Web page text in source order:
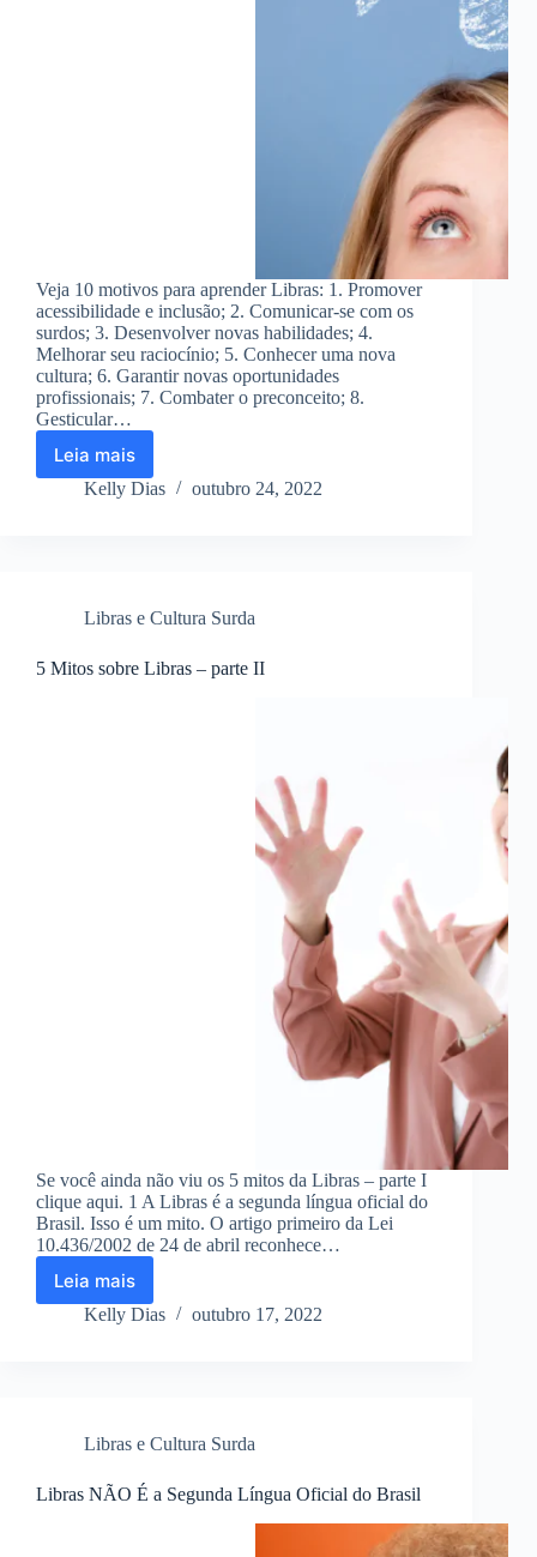
Veja 10 motivos para aprender Libras: 1. Promover
acessibilidade e inclusão; 2. Comunicar-se com os
surdos; 3. Desenvolver novas habilidades; 4.
Melhorar seu raciocínio; 5. Conhecer uma nova
cultura; 6. Garantir novas oportunidades
profissionais; 7. Combater o preconceito; 8.
Gesticular…
Leia mais
10
motivos
Kelly Dias outubro 24, 2022
Libras e Cultura Surda
5 Mitos sobre Libras – parte II
Se você ainda não viu os 5 mitos da Libras – parte I
clique aqui. 1 A Libras é a segunda língua oficial do
Brasil. Isso é um mito. O artigo primeiro da Lei
10.436/2002 de 24 de abril reconhece…
Leia mais
5
Mitos
Kelly Dias outubro 17, 2022
Libras e Cultura Surda
Libras NÃO É a Segunda Língua Oficial do Brasil